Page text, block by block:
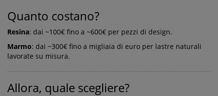
Quanto costano?
Resina: dai ~100€ fino a ~600€ per pezzi di design.
Marmo: dai ~300€ fino a migliaia di euro per lastre naturali
lavorate su misura.
Allora, quale scegliere?